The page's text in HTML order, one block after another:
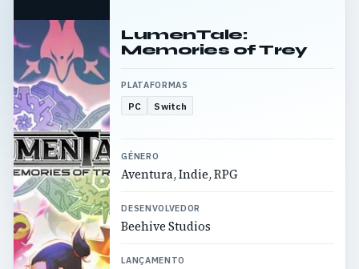
LumenTale:
Memories of Trey
PLATAFORMAS
PC Switch
GÉNERO
Aventura, Indie, RPG
DESENVOLVEDOR
Beehive Studios
LANÇAMENTO